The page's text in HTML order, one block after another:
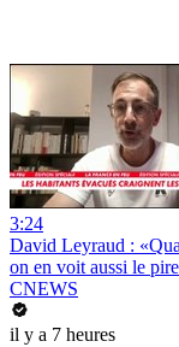
3:24
David Leyraud :
on en voit aussi le
CNEWS
il y a 7 heures